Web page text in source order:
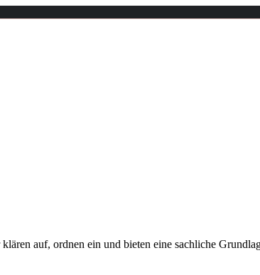
auf, ordnen ein und bieten eine sachliche